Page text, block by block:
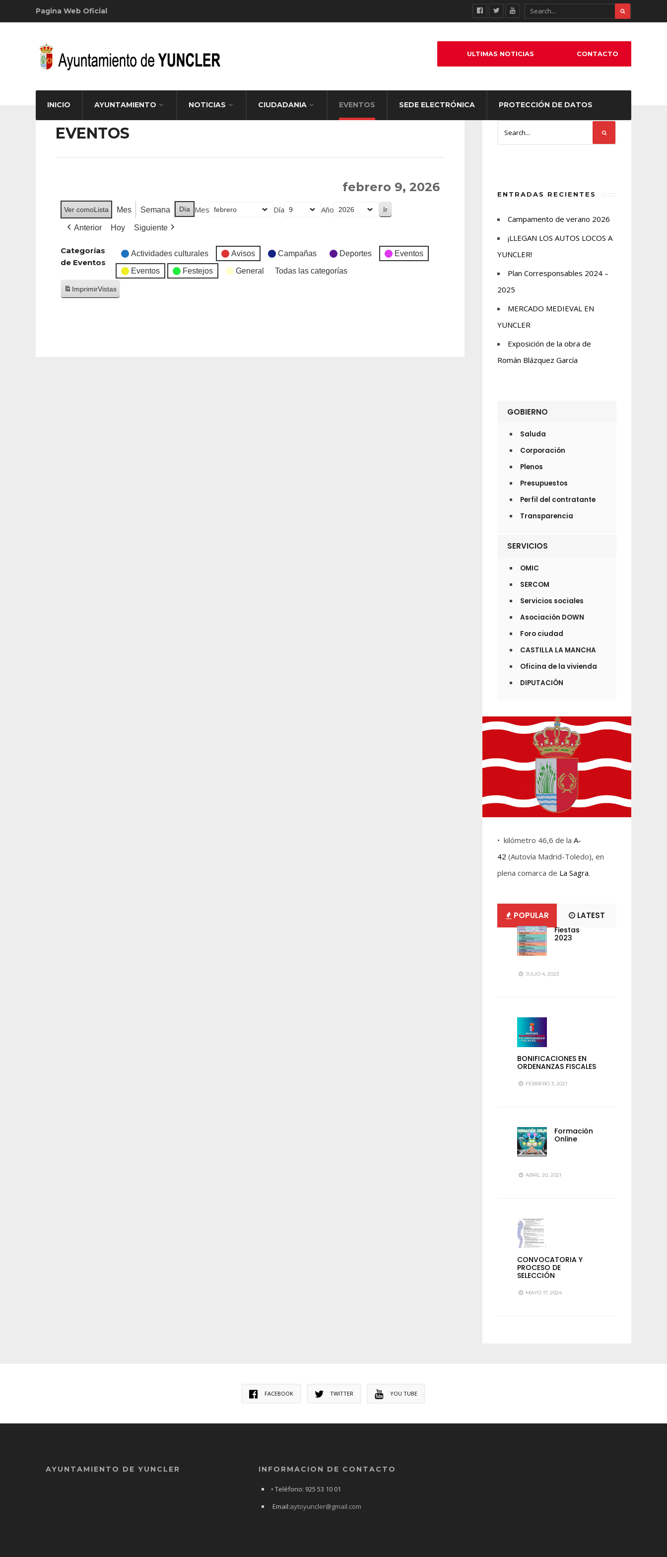
Pagina Web Oficial
INICIO AYUNTAMIENTO NOTICIAS CIUDADANIA EVENTOS SEDE ELECTRÓNICA PROTECCIÓN DE DATOS
ULTIMAS NOTICIAS CONTACTO
EVENTOS
febrero 9, 2026
Ver comoLista Mes Semana Día Mes Día Año
Anterior Hoy Siguiente
Categorías
de Eventos
Actividades culturales Avisos Campañas Deportes Eventos
Eventos Festejos General Todas las categorías
ImprimirVistas
ENTRADAS RECIENTES
Campamento de verano 2026
¡LLEGAN LOS AUTOS LOCOS A
YUNCLER!
Plan Corresponsables 2024 –
2025
MERCADO MEDIEVAL EN
YUNCLER
Exposición de la obra de
Román Blázquez García
GOBIERNO
Saluda
Corporación
Plenos
Presupuestos
Perfil del contratante
Transparencia
SERVICIOS
OMIC
SERCOM
Servicios sociales
Asociación DOWN
Foro ciudad
CASTILLA LA MANCHA
Oficina de la vivienda
DIPUTACIÓN
• kilómetro 46,6 de la A-
42 (Autovía Madrid-Toledo), en
plena comarca de La Sagra.
POPULAR LATEST
Fiestas
2023
JULIO 4, 2023
BONIFICACIONES EN
ORDENANZAS FISCALES
FEBRERO 3, 2021
Formación
Online
ABRIL 20, 2021
CONVOCATORIA Y
PROCESO DE
SELECCIÓN
MAYO 17, 2024
FACEBOOK TWITTER YOU TUBE
AYUNTAMIENTO DE YUNCLER INFORMACION DE CONTACTO
• Teléfono: 925 53 10 01
Email:aytoyuncler@gmail.com